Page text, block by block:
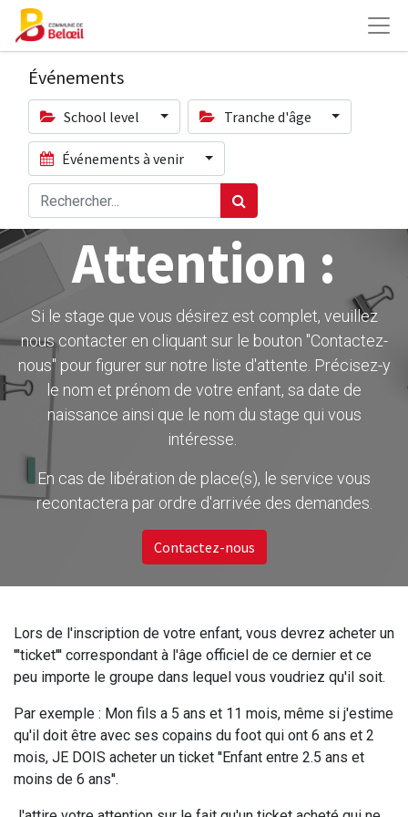
Événements
School level Tranche d'âge
Événements à venir
Attention :
Si le stage que vous désirez est complet, veuillez
nous contacter en cliquant sur le bouton ''Contactez-
nous" pour figurer sur notre liste d'attente. Précisez-y
le nom et prénom de votre enfant, sa date de
naissance ainsi que le nom du stage qui vous
intéresse.
En cas de libération de place(s), le service vous
recontactera par ordre d'arrivée des demandes.
Contactez-nous
Lors de l'inscription de votre enfant, vous devrez acheter un
'''ticket''' correspondant à l'âge officiel de ce dernier et ce
peu importe le groupe dans lequel vous voudriez qu'il soit.
Par exemple : Mon fils a 5 ans et 11 mois, même si j'estime
qu'il doit être avec ses copains du foot qui ont 6 ans et 2
mois, JE DOIS acheter un ticket ''Enfant entre 2.5 ans et
moins de 6 ans''.